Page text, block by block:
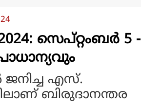
2024: സെപ്റ്റംബര്‍ 5 -
ജനിച്ച എസ്.
ബിരുദാനന്തര